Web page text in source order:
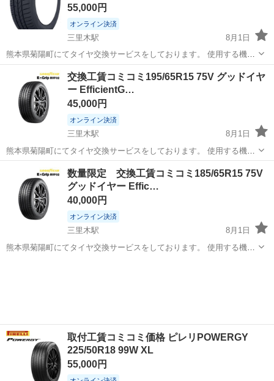
55,000円
オンライン決済
三里木駅
8月1日
熊本県菊陽町にてタイヤ交換サービスをしております。 使用する機械
にはこだわっており、タイヤ、ホイールに優しいセンターロック式の
高性能なタイヤチェンジャーと自動車ディーラーでも使用されている
ファンタスリフトを導入しております。...
菊池郡 三里木駅 タイヤ
交換工賃コミコミ195/65R15 75V グッドイヤ
ー EfficientG…
45,000円
オンライン決済
三里木駅
8月1日
熊本県菊陽町にてタイヤ交換サービスをしております。 使用する機械
にはこだわっており、タイヤ、ホイールに優しいセンターロック式の
高性能なタイヤチェンジャーと自動車ディーラーでも使用されている
ファンタスリフトを導入しております。...
菊池郡 三里木駅 タイヤ、ホイール
数量限定 交換工賃コミコミ185/65R15 75V
グッドイヤー Effic…
40,000円
オンライン決済
三里木駅
8月1日
熊本県菊陽町にてタイヤ交換サービスをしております。 使用する機械
取付工賃コミコミ価格 ピレリPOWERGY
225/50R18 99W XL
55,000円